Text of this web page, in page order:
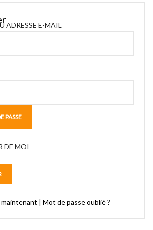
ADRESSE E-MAIL
PASSE
DE MOI
maintenant | Mot de passe oublié ?